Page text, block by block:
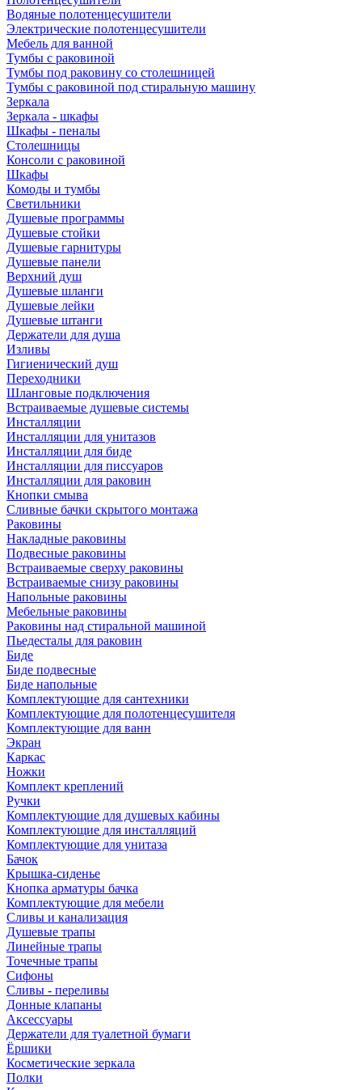
Водяные полотенцесушители
Электрические полотенцесушители
Мебель для ванной
Тумбы с раковиной
Тумбы под раковину со столешницей
Тумбы с раковиной под стиральную машину
Зеркала
Зеркала - шкафы
Шкафы - пеналы
Столешницы
Консоли с раковиной
Шкафы
Комоды и тумбы
Светильники
Душевые программы
Душевые стойки
Душевые гарнитуры
Душевые панели
Верхний душ
Душевые шланги
Душевые лейки
Душевые штанги
Держатели для душа
Изливы
Гигиенический душ
Переходники
Шланговые подключения
Встраиваемые душевые системы
Инсталляции
Инсталляции для унитазов
Инсталляции для биде
Инсталляции для писсуаров
Инсталляции для раковин
Кнопки смыва
Сливные бачки скрытого монтажа
Раковины
Накладные раковины
Подвесные раковины
Встраиваемые сверху раковины
Встраиваемые снизу раковины
Напольные раковины
Мебельные раковины
Раковины над стиральной машиной
Пьедесталы для раковин
Биде
Биде подвесные
Биде напольные
Комплектующие для сантехники
Комплектующие для полотенцесушителя
Комплектующие для ванн
Экран
Каркас
Ножки
Комплект креплений
Ручки
Комплектующие для душевых кабины
Комплектующие для инсталляций
Комплектующие для унитаза
Бачок
Крышка-сиденье
Кнопка арматуры бачка
Комплектующие для мебели
Сливы и канализация
Душевые трапы
Линейные трапы
Точечные трапы
Сифоны
Сливы - переливы
Донные клапаны
Аксессуары
Держатели для туалетной бумаги
Ёршики
Косметические зеркала
Полки